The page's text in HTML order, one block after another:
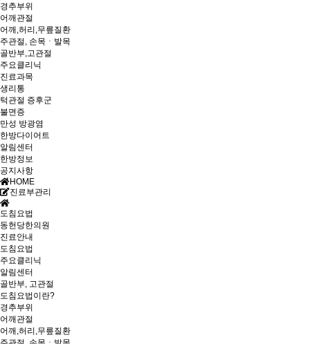
경추부위
어깨관절
어깨,허리,무릎질환
주관절, 손목ㆍ발목
골반부,고관절
주요클리닉
진료과목
생리통
턱관절 증후군
불면증
만성 방광염
한방다이어트
알림센터
한방정보
공지사항
HOME
진료부관리
도침요법
동헌당한의원
진료안내
도침요법
주요클리닉
알림센터
골반부, 고관절
도침요법이란?
경추부위
어깨관절
어깨,허리,무릎질환